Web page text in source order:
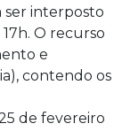
ser interposto
O recurso
e
contendo os
de fevereiro